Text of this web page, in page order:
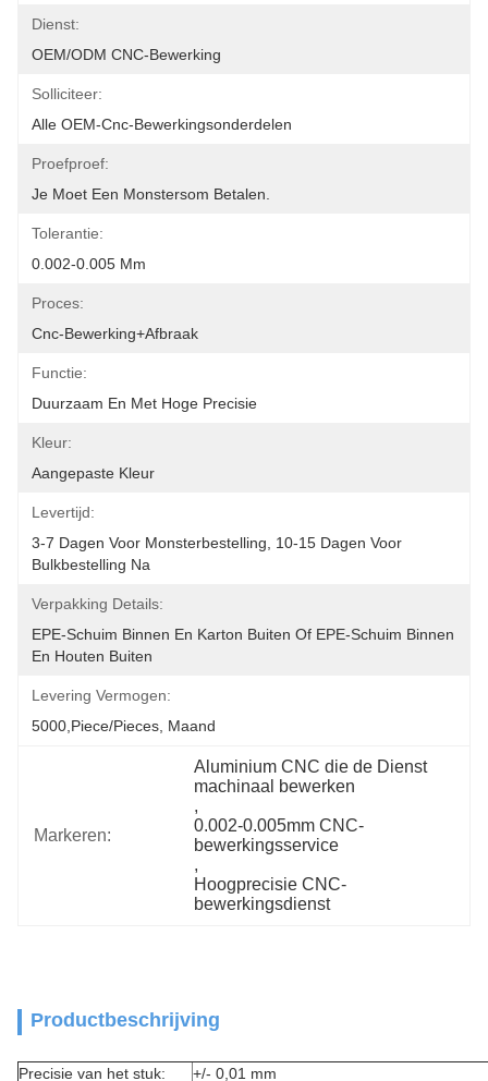
Dienst:
OEM/ODM CNC-Bewerking
Solliciteer:
Alle OEM-Cnc-Bewerkingsonderdelen
Proefproef:
Je Moet Een Monstersom Betalen.
Tolerantie:
0.002-0.005 Mm
Proces:
Cnc-Bewerking+afbraak
Functie:
Duurzaam En Met Hoge Precisie
Kleur:
Aangepaste Kleur
Levertijd:
3-7 Dagen Voor Monsterbestelling, 10-15 Dagen Voor
Bulkbestelling Na
Verpakking Details:
EPE-Schuim Binnen En Karton Buiten Of EPE-Schuim Binnen
En Houten Buiten
Levering Vermogen:
5000,Piece/Pieces, Maand
Markeren:
Aluminium CNC die de Dienst
machinaal bewerken
,
0.002-0.005mm CNC-
bewerkingsservice
,
Hoogprecisie CNC-
bewerkingsdienst
Productbeschrijving
Precisie van het stuk: +/- 0,01 mm